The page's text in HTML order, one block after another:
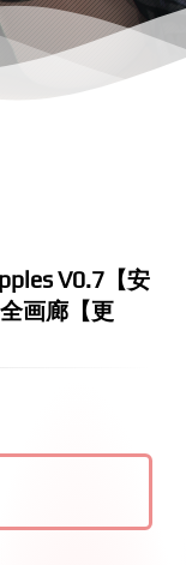
V0.7【安
画廊【更